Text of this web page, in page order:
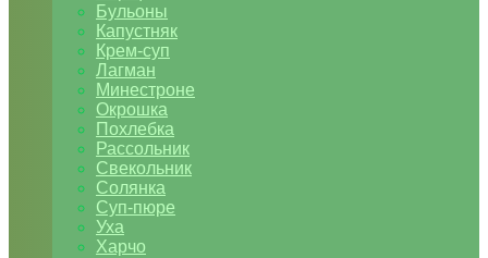
Бульоны
Капустняк
Крем-суп
Лагман
Минестроне
Окрошка
Похлебка
Рассольник
Свекольник
Солянка
Суп-пюре
Уха
Харчо